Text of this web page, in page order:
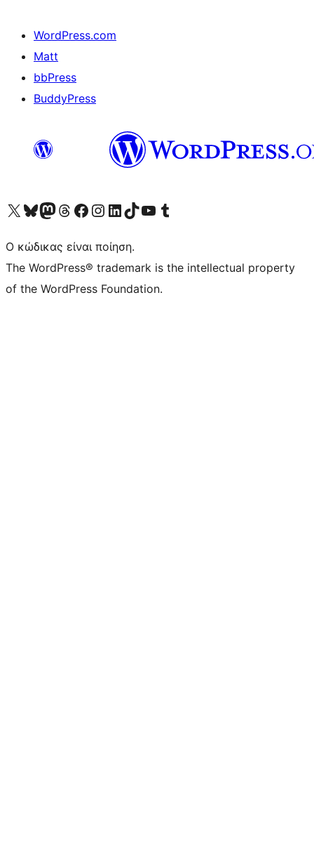
WordPress.com
Matt
bbPress
BuddyPress
Visit our X (formerly Twitter) account
Visit our Bluesky account
Επισκεφθείτε τον λογαριασμό μας στο Mastodon
Visit our Threads account
Επισκεφτείτε τη σελίδα μας στο Facebook
Επισκεφθείτε τον λογαριασμό μας Instagram
Επισκεφθείτε τον λογαριασμό μας LinkedIn
Visit our TikTok account
Visit our YouTube channel
Visit our Tumblr account
Ο κώδικας είναι ποίηση.
The WordPress® trademark is the intellectual property
of the WordPress Foundation.